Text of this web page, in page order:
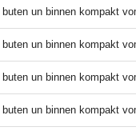
buten un binnen kompakt
buten un binnen kompakt
buten un binnen kompakt
buten un binnen kompakt